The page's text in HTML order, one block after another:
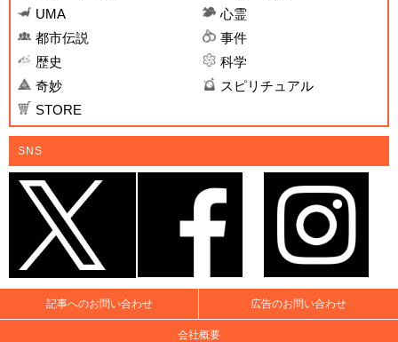
UMA
心霊
都市伝説
事件
歴史
科学
奇妙
スピリチュアル
STORE
SNS
記事へのお問い合わせ 広告のお問い合わせ
会社概要